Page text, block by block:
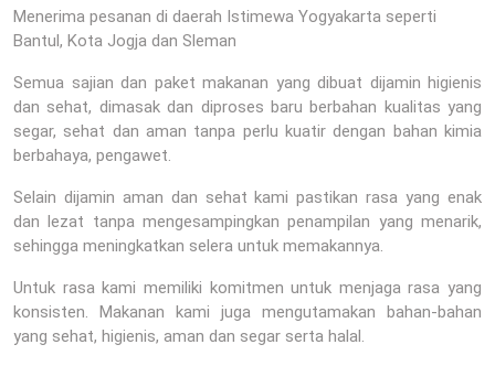
Menerima pesanan di daerah Istimewa Yogyakarta seperti
Bantul, Kota Jogja dan Sleman
Semua sajian dan paket makanan yang dibuat dijamin higienis
dan sehat, dimasak dan diproses baru berbahan kualitas yang
segar, sehat dan aman tanpa perlu kuatir dengan bahan kimia
berbahaya, pengawet.
Selain dijamin aman dan sehat kami pastikan rasa yang enak
dan lezat tanpa mengesampingkan penampilan yang menarik,
sehingga meningkatkan selera untuk memakannya.
Untuk rasa kami memiliki komitmen untuk menjaga rasa yang
konsisten. Makanan kami juga mengutamakan bahan-bahan
yang sehat, higienis, aman dan segar serta halal.